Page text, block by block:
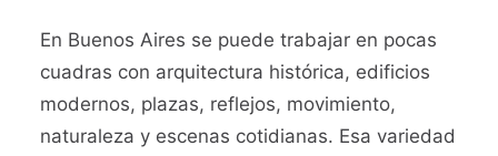
En Buenos Aires se puede trabajar en pocas
cuadras con arquitectura histórica, edificios
modernos, plazas, reflejos, movimiento,
naturaleza y escenas cotidianas. Esa variedad